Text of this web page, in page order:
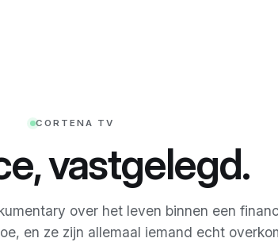
CORTENA TV
vastgelegd.
over het leven binnen een
en ze zijn allemaal iemand echt